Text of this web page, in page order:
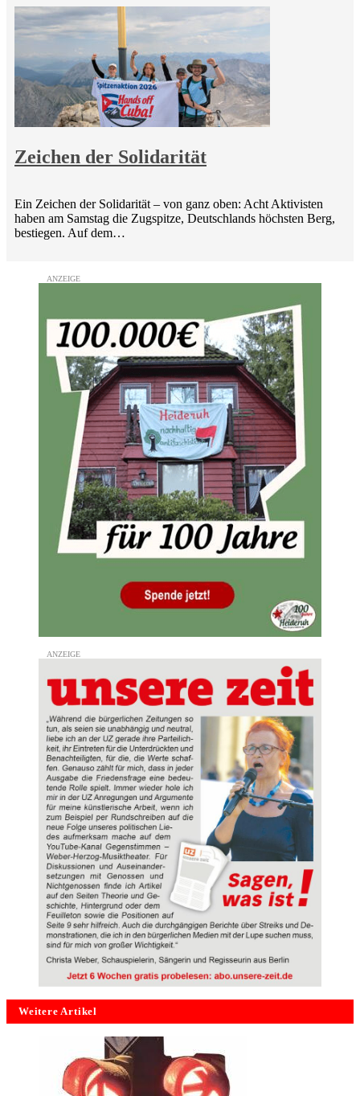
Zeichen der Solidarität
Ein Zeichen der Solidarität – von ganz oben: Acht Aktivisten
haben am Samstag die Zugspitze, Deutschlands höchsten Berg,
bestiegen. Auf dem…
Weitere Artikel